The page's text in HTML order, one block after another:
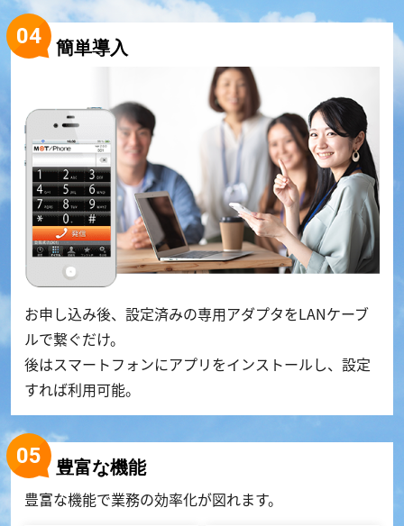
簡単導入
お申し込み後、設定済みの専用アダプタをLANケーブ
ルで繋ぐだけ。
後はスマートフォンにアプリをインストールし、設定
すれば利用可能。
豊富な機能
豊富な機能で業務の効率化が図れます。